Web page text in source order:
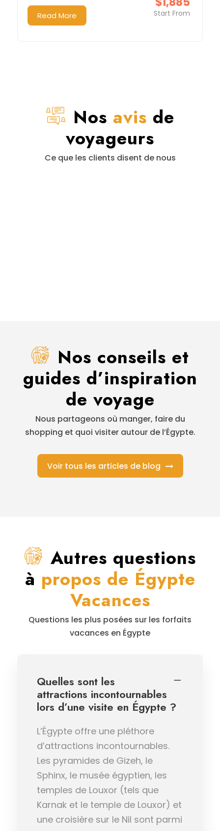
Start From
Read More
Nos avis de
voyageurs
Ce que les clients disent de nous
Nos conseils et
guides d’inspiration
de voyage
Nous partageons où manger, faire du
shopping et quoi visiter autour de l’Égypte.
Voir tous les articles de blog
Autres questions
à propos de Égypte
Vacances
Questions les plus posées sur les forfaits
vacances en Égypte
Quelles sont les
attractions incontournables
lors d’une visite en Égypte ?
L’Égypte offre une pléthore
d’attractions incontournables.
Les pyramides de Gizeh, le
Sphinx, le musée égyptien, les
temples de Louxor (tels que
Karnak et le temple de Louxor) et
une croisière sur le Nil sont parmi